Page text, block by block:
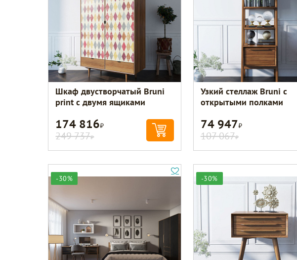
Шкаф двустворчатый Bruni
print с двумя ящиками
174 816Р
249 737Р
Узкий стеллаж Bruni с
открытыми полками
74 947Р
107 067Р
-30% -30%